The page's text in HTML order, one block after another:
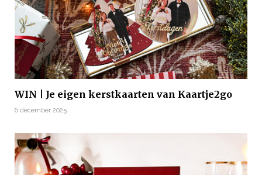
WIN | Je eigen kerstkaarten van Kaartje2go
6 december 2025